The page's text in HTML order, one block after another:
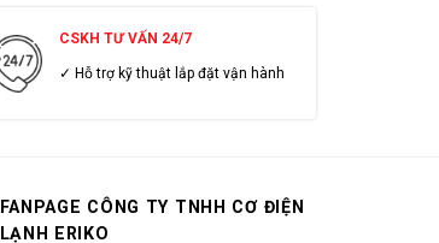
CSKH TƯ VẤN 24/7
✓ Hỗ trợ kỹ thuật lắp đặt vận hành
FANPAGE CÔNG TY TNHH CƠ ĐIỆN
LẠNH ERIKO